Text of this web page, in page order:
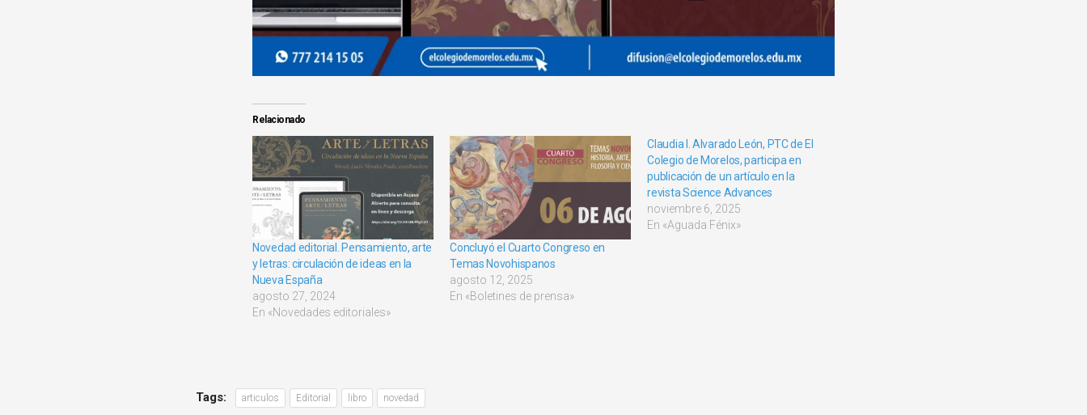
Relacionado
Novedad editorial. Pensamiento, arte
y letras: circulación de ideas en la
Nueva España
agosto 27, 2024
En «Novedades editoriales»
Concluyó el Cuarto Congreso en
Temas Novohispanos
agosto 12, 2025
En «Boletines de prensa»
Claudia I. Alvarado León, PTC de El
Colegio de Morelos, participa en
publicación de un artículo en la
revista Science Advances
noviembre 6, 2025
En «Aguada Fénix»
Tags: articulos Editorial libro novedad